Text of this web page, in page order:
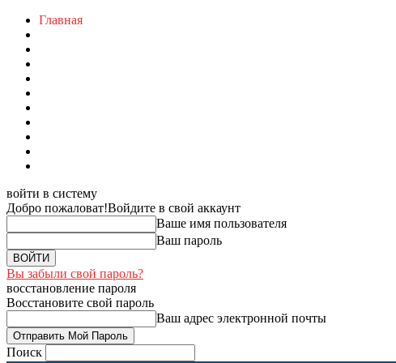
Главная
войти в систему
Добро пожаловат!Войдите в свой аккаунт
Ваше имя пользователя
Ваш пароль
Вы забыли свой пароль?
восстановление пароля
Восстановите свой пароль
Ваш адрес электронной почты
Поиск